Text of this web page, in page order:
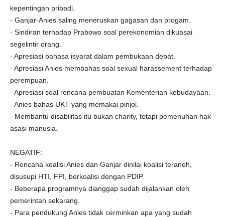
kepentingan pribadi.
- Ganjar-Anies saling meneruskan gagasan dan progam.
- Sindiran terhadap Prabowo soal perekonomian dikuasai
segelintir orang.
- Apresiasi bahasa isyarat dalam pembukaan debat.
- Apresiasi Anies membahas soal sexual harassement terhadap
perempuan.
- Apresiasi soal rencana pembuatan Kementerian kebudayaan.
- Anies bahas UKT yang memakai pinjol.
- Membantu disabilitas itu bukan charity, tetapi pemenuhan hak
asasi manusia.
NEGATIF:
- Rencana koalisi Anies dan Ganjar dinilai koalisi teraneh,
disusupi HTI, FPI, berkoalisi dengan PDIP.
- Beberapa programnya dianggap sudah dijalankan oleh
pemerintah sekarang.
- Para pendukung Anies tidak cerminkan apa yang sudah